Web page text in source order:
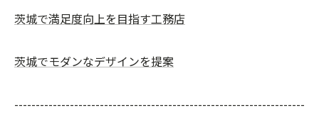
茨城で満足度向上を目指す工務店
茨城でモダンなデザインを提案
--------------------------------------------------------------------